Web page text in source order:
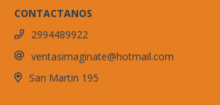
CONTACTANOS
2994489922
ventasimaginate@hotmail.com
San Martin 195